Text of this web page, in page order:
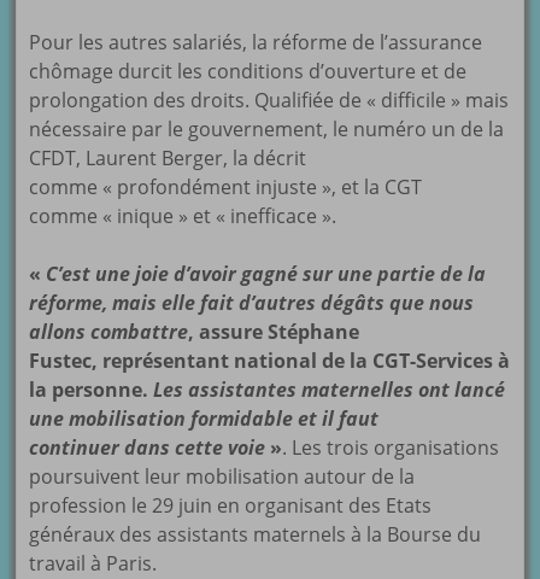
Pour les autres salariés, la réforme de l’assurance
chômage durcit les conditions d’ouverture et de
prolongation des droits. Qualifiée de « difficile » mais
nécessaire par le gouvernement, le numéro un de la
CFDT, Laurent Berger, la décrit
comme « profondément injuste », et la CGT
comme « inique » et « inefficace ».
« C’est une joie d’avoir gagné sur une partie de la
réforme, mais elle fait d’autres dégâts que nous
allons combattre, assure Stéphane
Fustec, représentant national de la CGT-Services à
la personne.Les assistantes maternelles ont lancé
une mobilisation formidable et il faut
continuer dans cette voie ». Les trois organisations
poursuivent leur mobilisation autour de la
profession le 29 juin en organisant des Etats
généraux des assistants maternels à la Bourse du
travail à Paris.